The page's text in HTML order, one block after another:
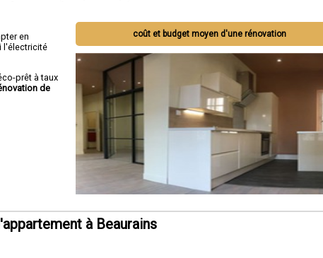
coût et budget moyen d'une rénovation
en
l'électricité
prêt à taux
de
à Beaurains